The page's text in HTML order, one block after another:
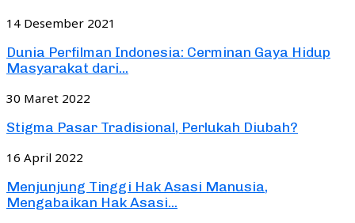
14 Desember 2021
Dunia Perfilman Indonesia: Cerminan Gaya Hidup
Masyarakat dari...
30 Maret 2022
Stigma Pasar Tradisional, Perlukah Diubah?
16 April 2022
Menjunjung Tinggi Hak Asasi Manusia,
Mengabaikan Hak Asasi...